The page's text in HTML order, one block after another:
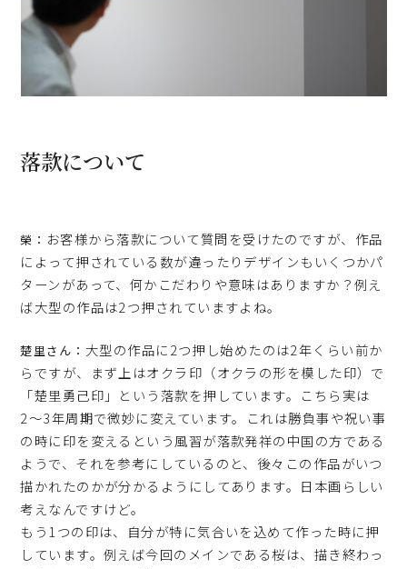
落款について
榮： お客様から落款について質問を受けたのですが、作品
によって押されている数が違ったりデザインもいくつかパ
ターンがあって、何かこだわりや意味はありますか？例え
ば大型の作品は2つ押されていますよね。
楚里さん： 大型の作品に2つ押し始めたのは2年くらい前か
らですが、まず上はオクラ印（オクラの形を模した印）で
「楚里勇己印」という落款を押しています。こちら実は
2〜3年周期で微妙に変えています。これは勝負事や祝い事
の時に印を変えるという風習が落款発祥の中国の方である
ようで、それを参考にしているのと、後々この作品がいつ
描かれたのかが分かるようにしてあります。日本画らしい
考えなんですけど。
もう1つの印は、自分が特に気合いを込めて作った時に押
しています。例えば今回のメインである桜は、描き終わっ